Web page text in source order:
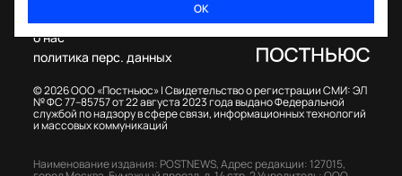
ОК
© 2026 ООО «Постньюс» |Свидетельство о регистрации СМИ: ЭЛ
№ ФС 77–85757 от 22 августа 2023 года выдано Федеральной
службой по надзору в сфере связи, информационных технологий
и массовых коммуникаций
о нас
политика перс. данных
Наименование издания: POSTNEWS,Адрес редакции: 127015,